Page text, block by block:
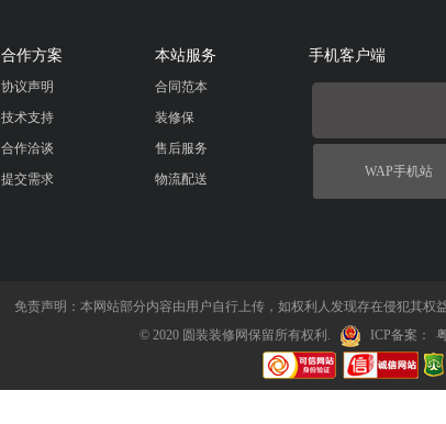
合作方案
协议声明
技术支持
合作洽谈
提交需求
本站服务
合同范本
装修保
售后服务
物流配送
手机客户端
WAP手机站
免责声明：本网站部分内容由用户自行上传，如权利人发现存在侵犯其权
© 2020 圆装装修网保留所有权利.
ICP备案：